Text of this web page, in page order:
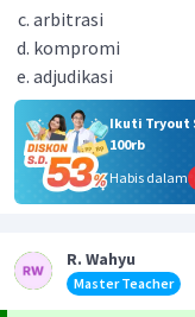
arbitrasi
kompromi
adjudikasi
Ikuti Tryout
100rb
Habis dalam
R. Wahyu
Master Teacher